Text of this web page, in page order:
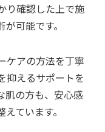
り確認した上で施
可能です。
ケアの方法を丁寧
抑えるサポートを
肌の方も、安心感
ています。